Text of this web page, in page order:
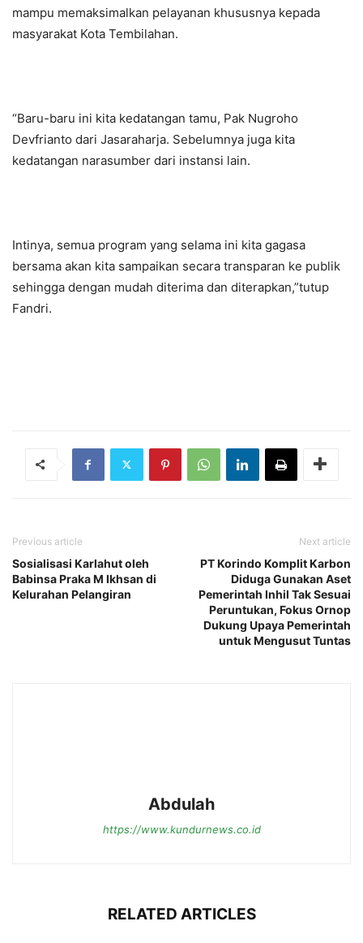
mampu memaksimalkan pelayanan khususnya kepada
masyarakat Kota Tembilahan.
“Baru-baru ini kita kedatangan tamu, Pak Nugroho
Devfrianto dari Jasaraharja. Sebelumnya juga kita
kedatangan narasumber dari instansi lain.
Intinya, semua program yang selama ini kita gagasa
bersama akan kita sampaikan secara transparan ke publik
sehingga dengan mudah diterima dan diterapkan,”tutup
Fandri.
Previous article
Sosialisasi Karlahut oleh
Babinsa Praka M Ikhsan di
Kelurahan Pelangiran
Next article
PT Korindo Komplit Karbon
Diduga Gunakan Aset
Pemerintah Inhil Tak Sesuai
Peruntukan, Fokus Ornop
Dukung Upaya Pemerintah
untuk Mengusut Tuntas
Abdulah
https://www.kundurnews.co.id
RELATED ARTICLES